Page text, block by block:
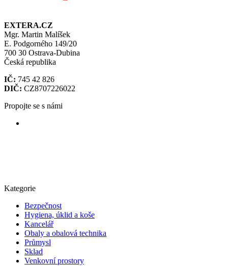
EXTERA.CZ
Mgr. Martin Malíšek
E. Podgorného 149/20
700 30 Ostrava-Dubina
Česká republika
IČ: 745 42 826
DIČ: CZ8707226022
Propojte se s námi
Kategorie
Bezpečnost
Hygiena, úklid a koše
Kancelář
Obaly a obalová technika
Průmysl
Sklad
Venkovní prostory